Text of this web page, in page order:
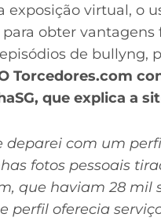
exposição virtual, o
obter vantagens
de bullyng,
Torcedores.com
que explica a
deparei com um
fotos pessoais
que haviam 28 mil
perfil oferecia